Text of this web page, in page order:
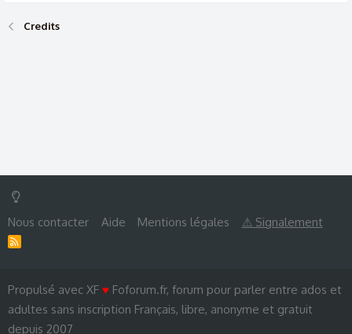
Credits
Nous contacter Aide Mentions légales ⚠ Signalement
Propulsé avec XF ♥ Foforum.fr, forum pour parler entre ados et
adultes sans inscription Français, libre, anonyme et gratuit
depuis 2007